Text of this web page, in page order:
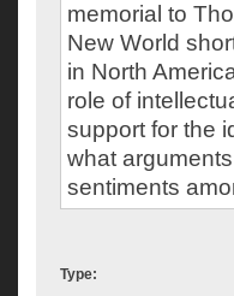
memorial to
New World
in North
role of
support for the
what
sentiments
Type: